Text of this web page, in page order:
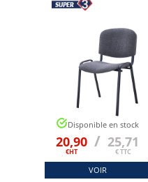
Disponible en stock
20,90
€HT
/ 25,71
€ TTC
VOIR